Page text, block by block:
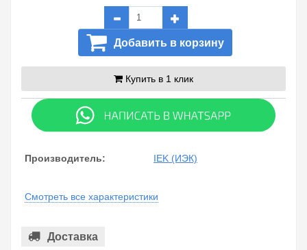
Добавить в корзину
Купить в 1 клик
Производитель: IEK (ИЭК)
Смотреть все характеристики
Доставка